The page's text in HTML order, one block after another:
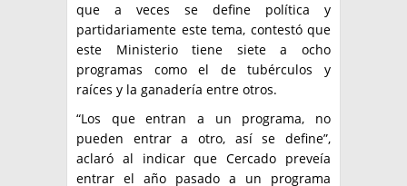
que a veces se define política y
partidariamente este tema, contestó que
este Ministerio tiene siete a ocho
programas como el de tubérculos y
raíces y la ganadería entre otros.
“Los que entran a un programa, no
pueden entrar a otro, así se define”,
aclaró al indicar que Cercado preveía
entrar el año pasado a un programa